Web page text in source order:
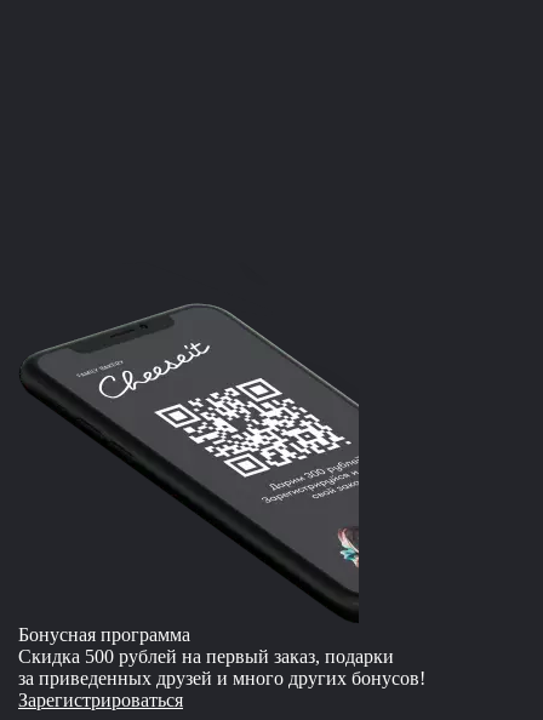
Бонусная программа
Скидка 500 рублей на первый заказ, подарки
за приведенных друзей и много других бонусов!
Зарегистрироваться